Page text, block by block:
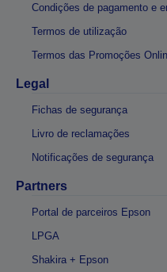
Condições de pagamento e
Termos de utilização
Termos das Promoções
Legal
Fichas de segurança
Livro de reclamações
Notificações de segurança
Partners
Portal de parceiros Epson
LPGA
Shakira + Epson